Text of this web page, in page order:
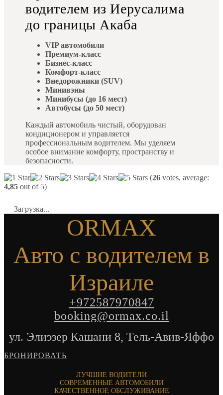
водителем из Иерусалима
до границы Акаба
VIP автомобили
Премиум-класс
Бизнес-класс
Комфорт-класс
Внедорожники (SUV)
Минивэны
Минибусы (до 16 мест)
Автобусы (до 50 мест)
Каждый автомобиль чистый, оборудован
кондиционером и управляется
профессиональным водителем. Мы уделяем
особое внимание комфорту, пространству и
безопасности.
(26 votes, average:
4,85 out of 5)
Загрузка...
ORMAX
Авто с водителем в
Израиле
+972587970847
booking@ormax.co.il
ул. Элиэзер Кашани 8, Тель-Авив-Яффо
БРОНИРОВАТЬ
ЛУЧШИЕ ВОДИТЕЛИ
СОВРЕМЕННЫЕ АВТОМОБИЛИ
КАЧЕСТВЕННОЕ ОБСЛУЖИВАНИЕ